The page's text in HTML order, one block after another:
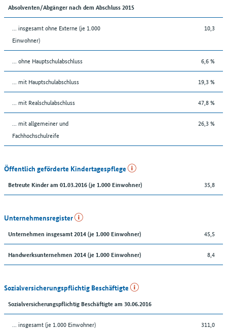
Absolventen/Abgänger nach dem Abschluss 2015
... insgesamt ohne Externe (je 1.000
Einwohner)
10,3
... ohne Hauptschulabschluss 6,6 %
... mit Hauptschulabschluss 19,3 %
... mit Realschulabschluss 47,8 %
... mit allgemeiner und
Fachhochschulreife
26,3 %
Öffentlich geförderte Kindertagespflege
Betreute Kinder am 01.03.2016 (je 1.000 Einwohner) 35,8
Unternehmensregister
Unternehmen insgesamt 2014 (je 1.000 Einwohner) 45,5
Handwerksunternehmen 2014 (je 1.000 Einwohner) 8,4
Sozialversicherungspflichtig Beschäftigte
Sozialversicherungspflichtig Beschäftigte am 30.06.2016
... insgesamt (je 1.000 Einwohner) 311,0